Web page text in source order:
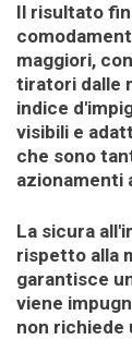
Il risultato
maggiori,
tiratori dalle
indice
visibili e
che sono
azionamenti
La sicura
rispetto alla
garantisce
viene
non richiede